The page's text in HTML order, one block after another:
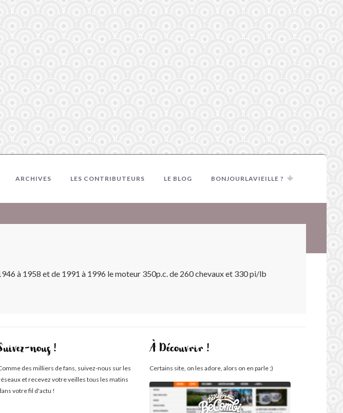
ARCHIVES LES CONTRIBUTEURS LE BLOG BONJOURLAVIEILLE ?
à 1958 et de 1991 à 1996 le moteur 350p.c. de 260 chevaux et 330 pi/lb
nous !
des milliers de fans, suivez-nous sur les
et recevez votre veilles tous les matins
votre fil d'actu !
À Découvrir !
Certains site, on les adore, alors on en parle ;)